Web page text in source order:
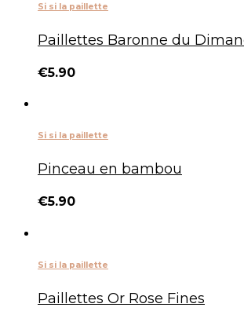
Si si la paillette
Paillettes Baronne du
€5.90
Si si la paillette
Pinceau en bambou
€5.90
Si si la paillette
Paillettes Or Rose Fines